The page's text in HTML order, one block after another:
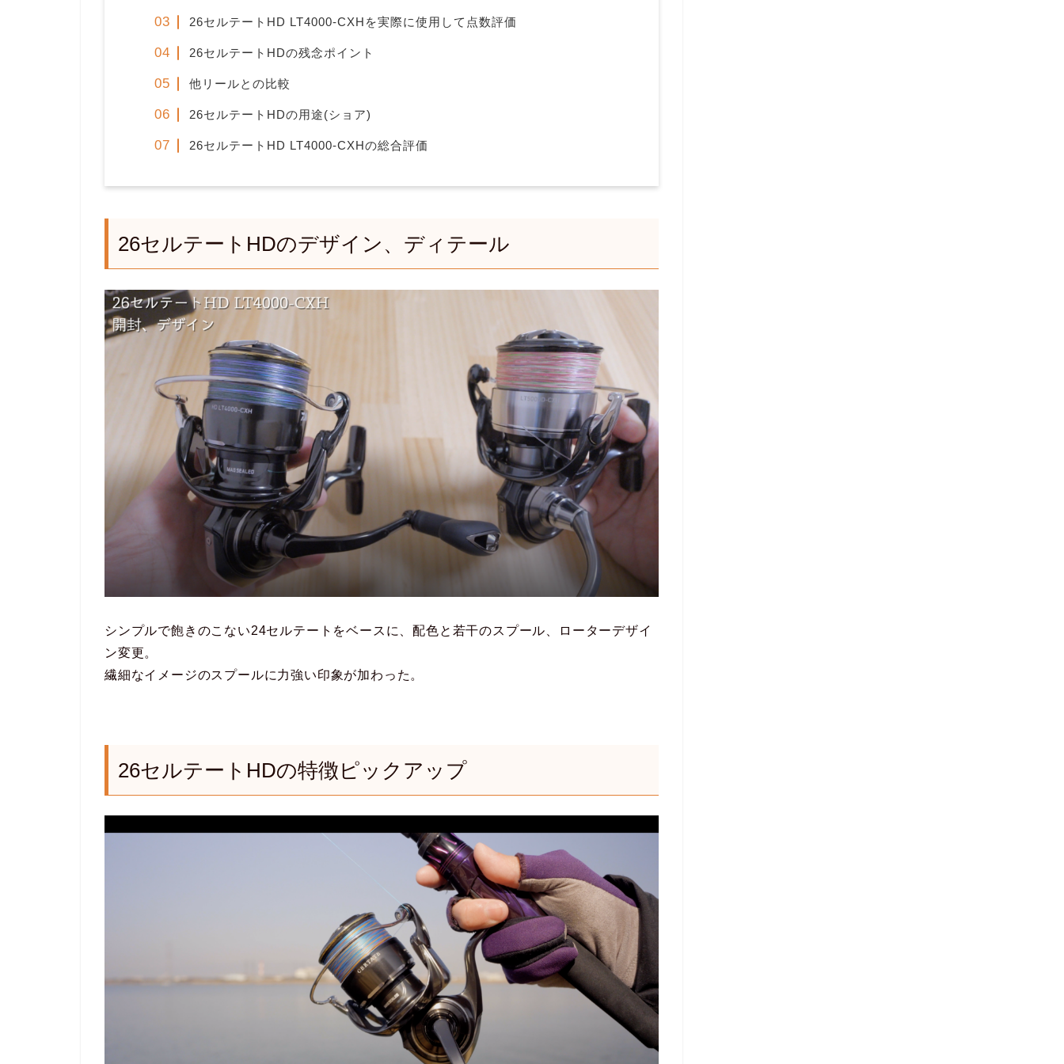
26セルテートHD LT4000-CXHを実際に使用して点数評価
26セルテートHDの残念ポイント
他リールとの比較
26セルテートHDの用途(ショア)
26セルテートHD LT4000-CXHの総合評価
26セルテートHDのデザイン、ディテール
シンプルで飽きのこない24セルテートをベースに、配色と若干のスプール、ローターデザイ
ン変更。
繊細なイメージのスプールに力強い印象が加わった。
26セルテートHDの特徴ピックアップ